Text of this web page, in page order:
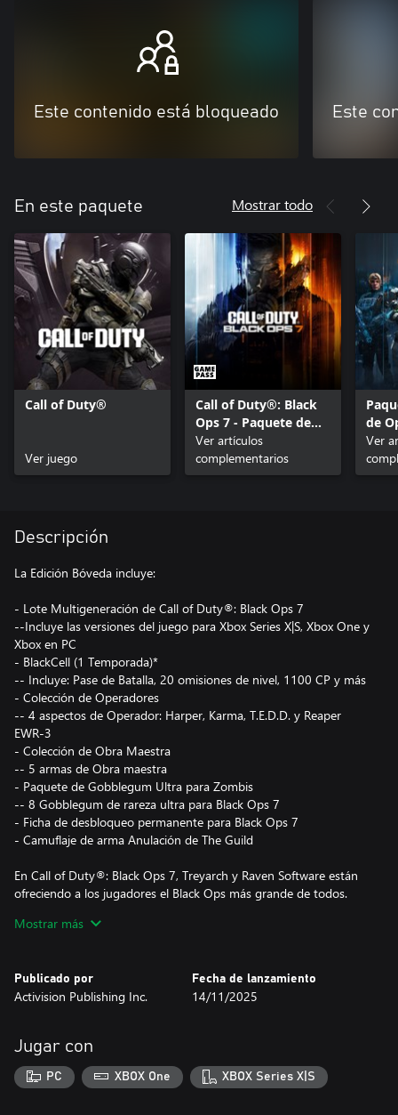
Este contenido está bloqueado Este
En este paquete Mostrar todo
Call of Duty®
Ver juego
Call of Duty®: Black
Ops 7 - Paquete de
Contenido 1
Ver artículos
complementarios
de
of
Ver
Descripción
La Edición Bóveda incluye:
- Lote Multigeneración de Call of Duty®: Black Ops 7
--Incluye las versiones del juego para Xbox Series X|S, Xbox One y
Xbox en PC
- BlackCell (1 Temporada)*
-- Incluye: Pase de Batalla, 20 omisiones de nivel, 1100 CP y más
- Colección de Operadores
-- 4 aspectos de Operador: Harper, Karma, T.E.D.D. y Reaper
EWR-3
- Colección de Obra Maestra
-- 5 armas de Obra maestra
- Paquete de Gobblegum Ultra para Zombis
-- 8 Gobblegum de rareza ultra para Black Ops 7
- Ficha de desbloqueo permanente para Black Ops 7
- Camuflaje de arma Anulación de The Guild
En Call of Duty®: Black Ops 7, Treyarch y Raven Software están
ofreciendo a los jugadores el Black Ops más grande de todos.
Forma un pelotón o juega en solitario en una innovadora
El modo Multijugador arranca con fuerza con 16 emocionantes
mapas 6c6 y dos mapas 20c20 en el lanzamiento. Domina un
En el modo de leyenda 'Zombis por rondas' de Treyarch, la
pesadilla comienza donde termina la realidad. La tripulación,
Mostrar más
Publicado por
Activision Publishing Inc.
Fecha de lanzamiento
14/11/2025
Jugar con
PC XBOX One XBOX Series X|S